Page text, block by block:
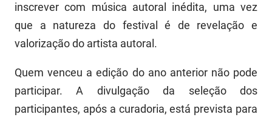
inscrever com música autoral inédita, uma vez
que a natureza do festival é de revelação e
valorização do artista autoral.
Quem venceu a edição do ano anterior não pode
participar. A divulgação da seleção dos
participantes, após a curadoria, está prevista para